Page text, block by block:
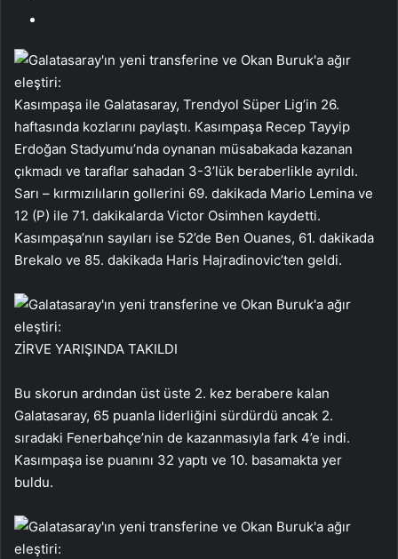
Kasımpaşa ile Galatasaray, Trendyol Süper Lig’in 26.
haftasında kozlarını paylaştı. Kasımpaşa Recep Tayyip
Erdoğan Stadyumu’nda oynanan müsabakada kazanan
çıkmadı ve taraflar sahadan 3-3’lük beraberlikle ayrıldı.
Sarı – kırmızılıların gollerini 69. dakikada Mario Lemina ve
12 (P) ile 71. dakikalarda Victor Osimhen kaydetti.
Kasımpaşa’nın sayıları ise 52’de Ben Ouanes, 61. dakikada
Brekalo ve 85. dakikada Haris Hajradinovic’ten geldi.
ZİRVE YARIŞINDA TAKILDI
Bu skorun ardından üst üste 2. kez berabere kalan
Galatasaray, 65 puanla liderliğini sürdürdü ancak 2.
sıradaki Fenerbahçe’nin de kazanmasıyla fark 4’e indi.
Kasımpaşa ise puanını 32 yaptı ve 10. basamakta yer
buldu.